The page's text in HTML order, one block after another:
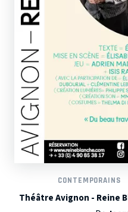
CONTEMPORAINS
Théâtre Avignon - Reine